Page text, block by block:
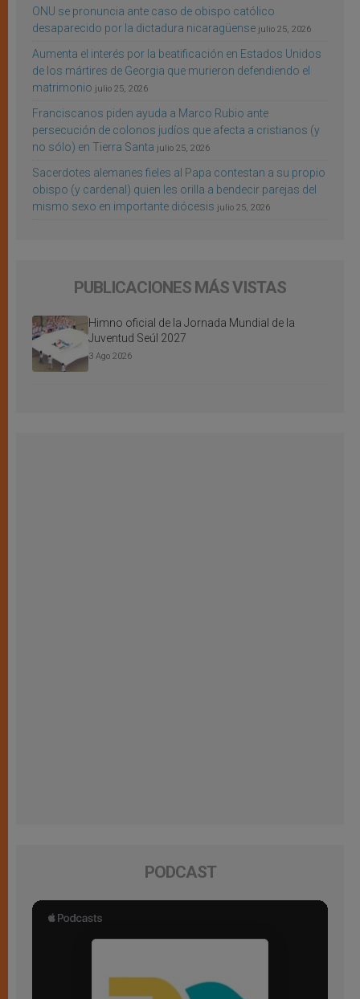
ONU se pronuncia ante caso de obispo católico
desaparecido por la dictadura nicaragüense julio 25, 2026
Aumenta el interés por la beatificación en Estados Unidos
de los mártires de Georgia que murieron defendiendo el
matrimonio julio 25, 2026
Franciscanos piden ayuda a Marco Rubio ante
persecución de colonos judíos que afecta a cristianos (y
no sólo) en Tierra Santa julio 25, 2026
Sacerdotes alemanes fieles al Papa contestan a su propio
obispo (y cardenal) quien les orilla a bendecir parejas del
mismo sexo en importante diócesis julio 25, 2026
PUBLICACIONES MÁS VISTAS
Himno oficial de la Jornada Mundial de la
Juventud Seúl 2027
3 Ago 2026
PODCAST